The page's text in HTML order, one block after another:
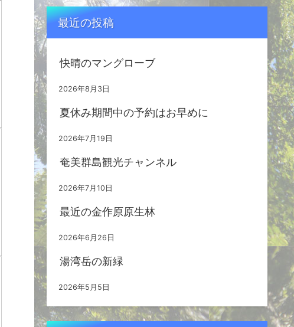
最近の投稿
快晴のマングローブ
2026年8月3日
夏休み期間中の予約はお早めに
2026年7月19日
奄美群島観光チャンネル
2026年7月10日
最近の金作原原生林
2026年6月26日
湯湾岳の新緑
2026年5月5日